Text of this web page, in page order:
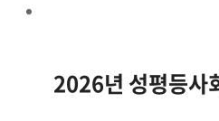
2026년 성평등사